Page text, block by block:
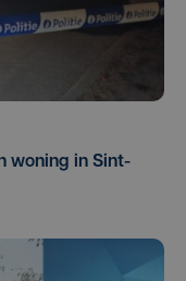
woning in Sint-